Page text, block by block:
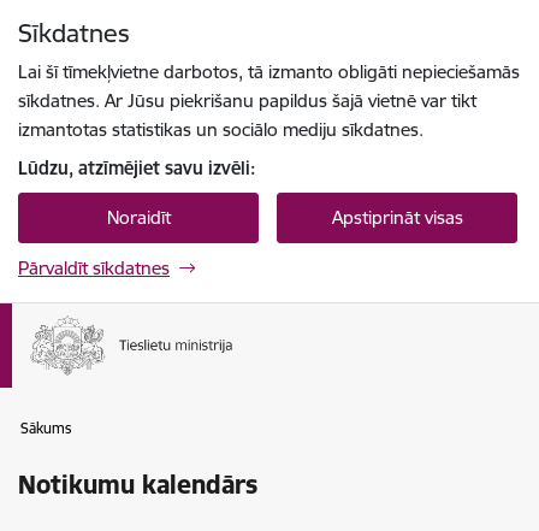
Sīkdatnes
Lai šī tīmekļvietne darbotos, tā izmanto obligāti nepieciešamās
sīkdatnes. Ar Jūsu piekrišanu papildus šajā vietnē var tikt
izmantotas statistikas un sociālo mediju sīkdatnes.
Lūdzu, atzīmējiet savu izvēli:
Noraidīt Apstiprināt visas
Pārvaldīt sīkdatnes
Sākums
Notikumu kalendārs